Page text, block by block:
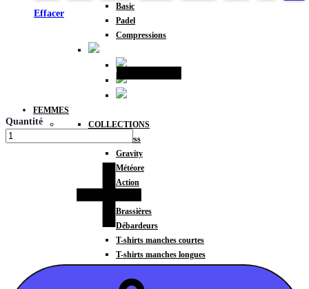
Basic
Padel
Compressions
FEMMES
COLLECTIONS
Fitness
Gravity
Météore
Action
Brassières
Débardeurs
T-shirts manches courtes
T-shirts manches longues
Sweats à capuche
Effacer
Quantité